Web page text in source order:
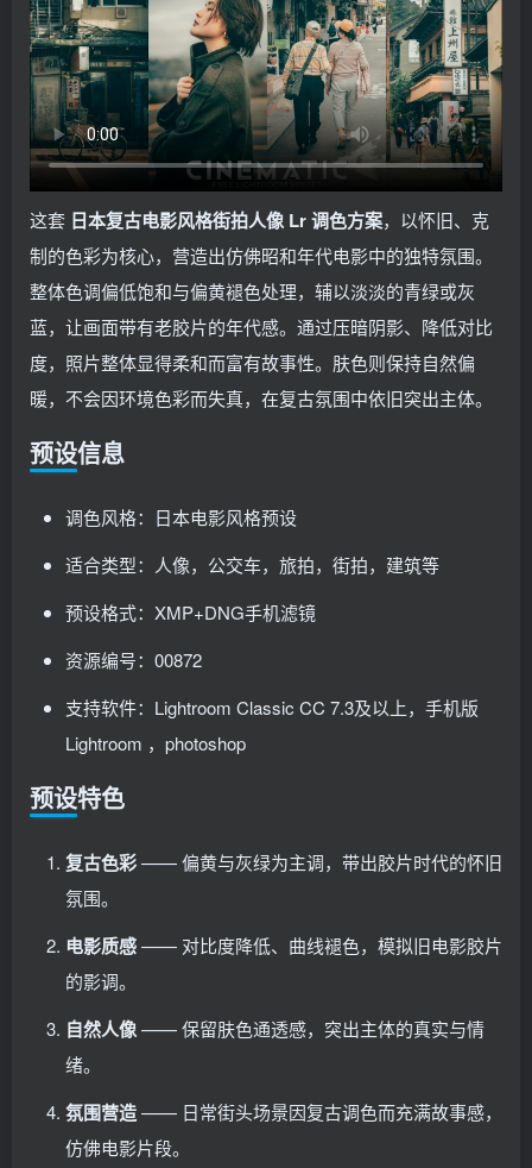
这套 日本复古电影风格街拍人像 Lr 调色方案，以怀旧、克
制的色彩为核心，营造出仿佛昭和年代电影中的独特氛围。
整体色调偏低饱和与偏黄褪色处理，辅以淡淡的青绿或灰
蓝，让画面带有老胶片的年代感。通过压暗阴影、降低对比
度，照片整体显得柔和而富有故事性。肤色则保持自然偏
暖，不会因环境色彩而失真，在复古氛围中依旧突出主体。
预设信息
调色风格：日本电影风格预设
适合类型：人像，公交车，旅拍，街拍，建筑等
预设格式：XMP+DNG手机滤镜
资源编号：00872
支持软件：Lightroom Classic CC 7.3及以上，手机版
Lightroom ，photoshop
预设特色
复古色彩—— 偏黄与灰绿为主调，带出胶片时代的怀旧
氛围。
电影质感—— 对比度降低、曲线褪色，模拟旧电影胶片
的影调。
自然人像—— 保留肤色通透感，突出主体的真实与情
绪。
氛围营造—— 日常街头场景因复古调色而充满故事感，
仿佛电影片段。